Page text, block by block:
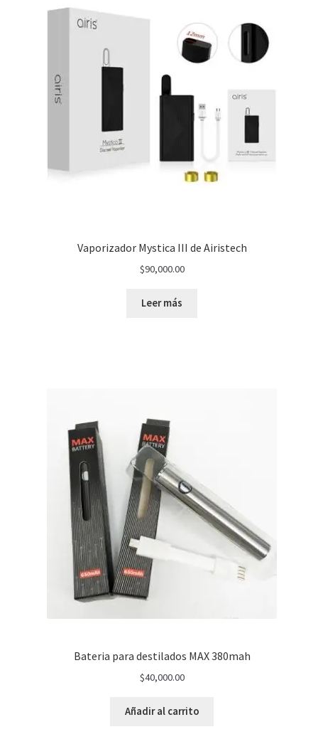
Vaporizador Mystica III de Airistech
$90,000.00
Leer más
Bateria para destilados MAX 380mah
$40,000.00
Añadir al carrito